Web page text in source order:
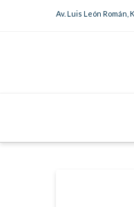
Av. Luis León Román,